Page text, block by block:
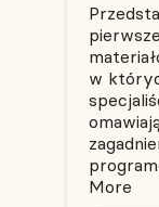
w
More